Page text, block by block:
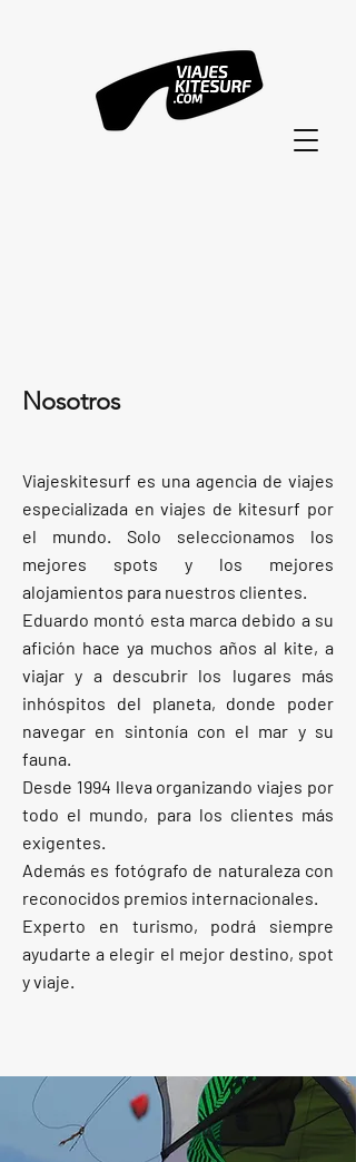
Nosotros
Viajeskitesurf es una agencia de viajes
especializada en viajes de kitesurf por
el mundo. Solo seleccionamos los
mejores spots y los mejores
alojamientos para nuestros clientes.
Eduardo montó esta marca debido a su
afición hace ya muchos años al kite, a
viajar y a descubrir los lugares más
inhóspitos del planeta, donde poder
navegar en sintonía con el mar y su
fauna.
Desde 1994 lleva organizando viajes por
todo el mundo, para los clientes más
exigentes.
Además es fotógrafo de naturaleza con
reconocidos premios internacionales.
Experto en turismo, podrá siempre
ayudarte a elegir el mejor destino, spot
y viaje.